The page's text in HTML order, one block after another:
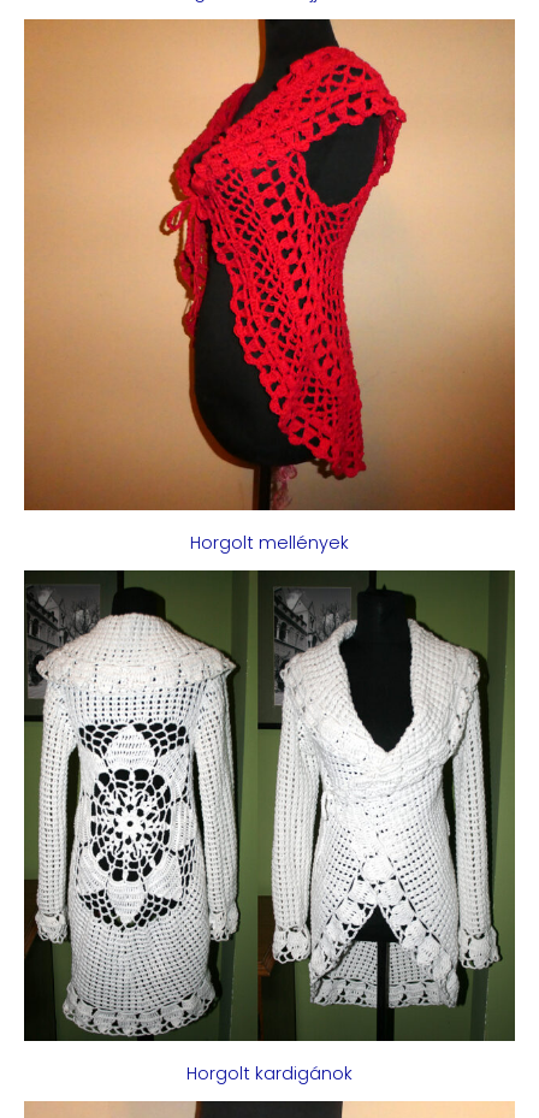
Horgolt mellények
Horgolt kardigánok